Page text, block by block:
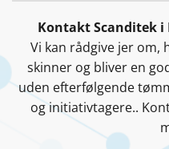
Kontakt Scanditek i
Vi kan rådgive jer om,
skinner og bliver en
uden efterfølgende
og initiativtagere..